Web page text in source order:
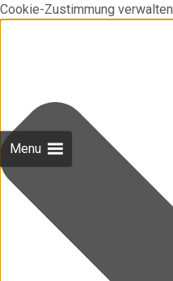
Cookie-Zustimmung verwalten
Menu